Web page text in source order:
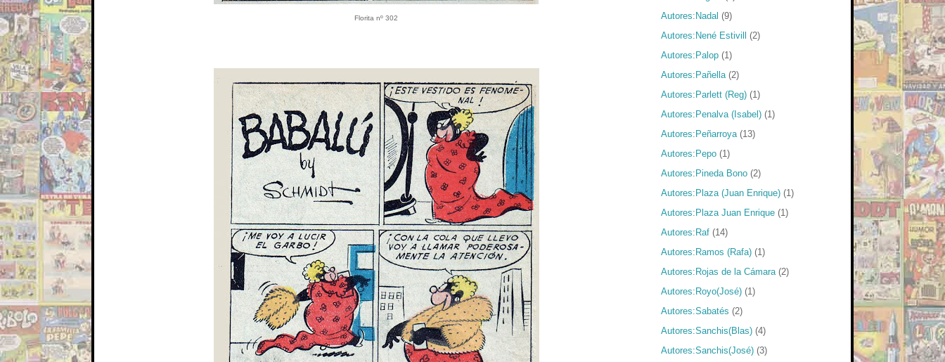
Florita nº 302
Autores:Nadal (9)
Autores:Nené Estivill
(2)
Autores:Palop (1)
Autores:Pañella (2)
Autores:Parlett (Reg) (1)
Autores:Penalva (Isabel) (1)
Autores:Peñarroya (13)
Autores:Pepo (1)
Autores:Pineda Bono (2)
Autores:Plaza (Juan Enrique) (1)
Autores:Plaza Juan Enrique (1)
Autores:Raf (14)
Autores:Ramos (Rafa) (1)
Autores:Rojas de la Cámara (2)
Autores:Royo(José) (1)
Autores:Sabatés (2)
Autores:Sanchis(Blas) (4)
Autores:Sanchis(José) (3)